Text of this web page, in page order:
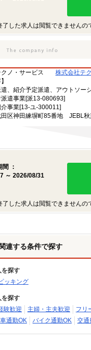
した求人は閲覧できませんの
ノ・サービス
株式会社テ
、紹介予定派遣、アウトソー
遣事業[派13-080693]
事業[13-ユ-300011]
田区神田練塀町85番地 JEBL秋
：
～ 2026/08/31
した求人は閲覧できませんの
連する条件で探す
を探す
ッキング
を探す
験歓迎 主婦・主夫歓迎 フリ
車通勤OK バイク通勤OK 交通